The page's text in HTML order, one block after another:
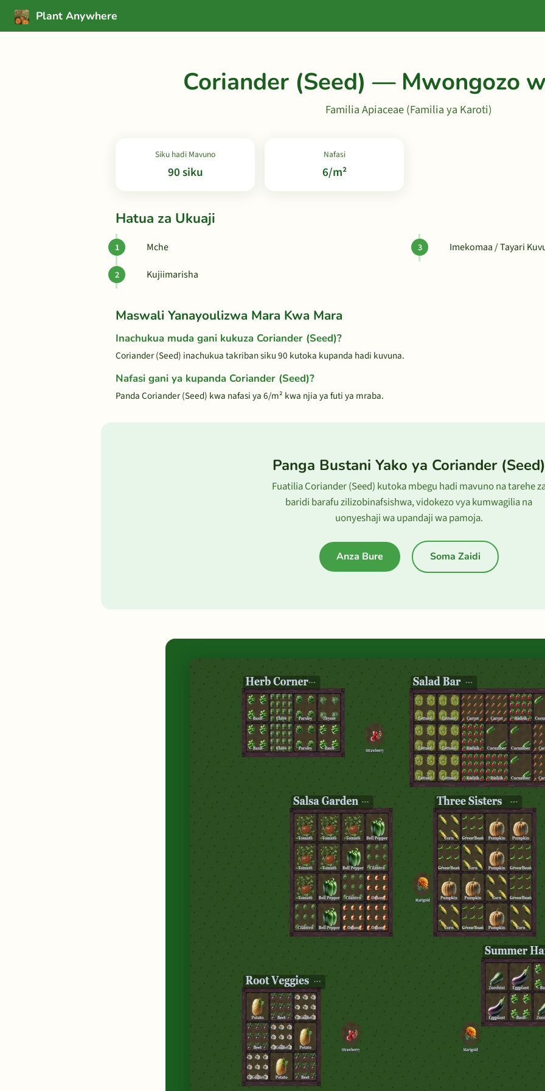
Plant Anywhere
Coriander (Seed) — Mwongozo
Familia Apiaceae (Familia ya Karoti)
Siku hadi Mavuno
90 siku
Nafasi
6/m²
Hatua za Ukuaji
Mche
Kujiimarisha
Imekomaa / Tayari
Maswali Yanayoulizwa Mara Kwa Mara
Inachukua muda gani kukuza Coriander (Seed)?
Coriander (Seed) inachukua takriban siku 90 kutoka kupanda hadi kuvuna.
Nafasi gani ya kupanda Coriander (Seed)?
Panda Coriander (Seed) kwa nafasi ya 6/m² kwa njia ya futi ya mraba.
Panga Bustani Yako ya Coriander (Seed)
Fuatilia Coriander (Seed) kutoka mbegu hadi mavuno na tarehe
baridi barafu zilizobinafsishwa, vidokezo vya kumwagilia na
uonyeshaji wa upandaji wa pamoja.
Anza Bure Soma Zaidi